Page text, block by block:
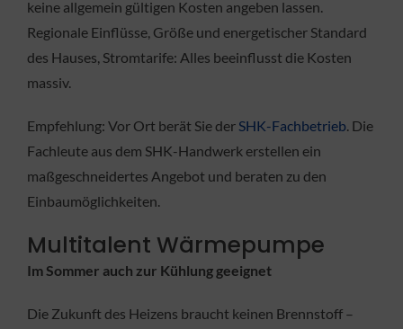
keine allgemein gültigen Kosten angeben lassen.
Regionale Einflüsse, Größe und energetischer Standard
des Hauses, Stromtarife: Alles beeinflusst die Kosten
massiv.
Empfehlung: Vor Ort berät Sie derSHK-Fachbetrieb. Die
Fachleute aus dem SHK-Handwerk erstellen ein
maßgeschneidertes Angebot und beraten zu den
Einbaumöglichkeiten.
Multitalent Wärmepumpe
Im Sommer auch zur Kühlung geeignet
Die Zukunft des Heizens braucht keinen Brennstoff –